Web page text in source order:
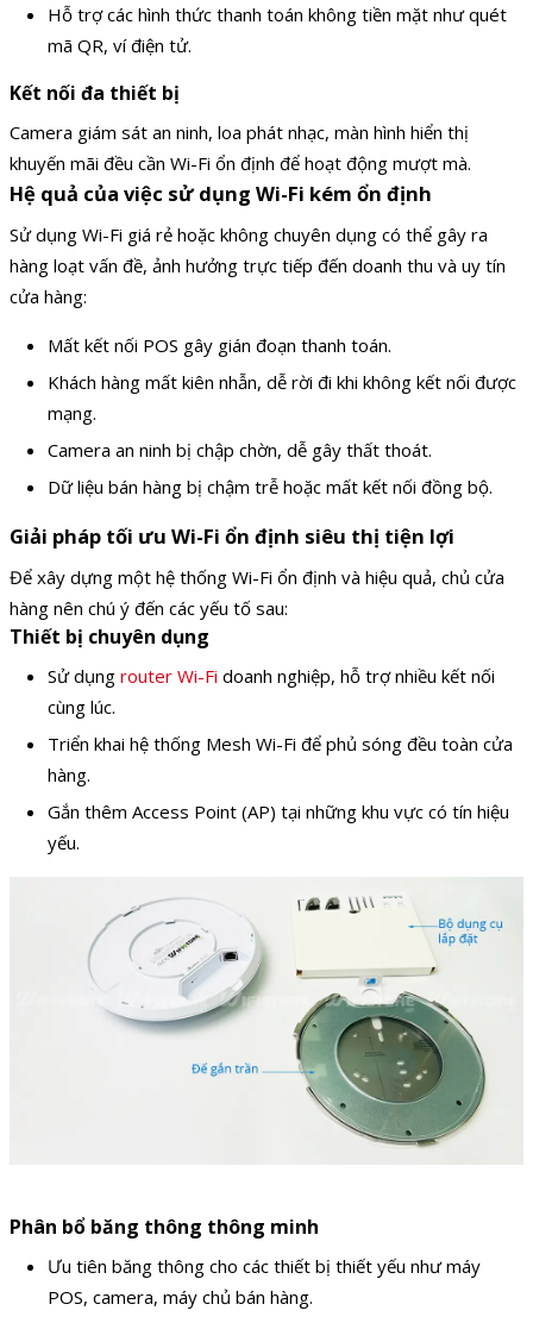
Hỗ trợ các hình thức thanh toán không tiền mặt như quét
mã QR, ví điện tử.
Kết nối đa thiết bị
Camera giám sát an ninh, loa phát nhạc, màn hình hiển thị
khuyến mãi đều cần Wi-Fi ổn định để hoạt động mượt mà.
Hệ quả của việc sử dụng Wi-Fi kém ổn định
Sử dụng Wi-Fi giá rẻ hoặc không chuyên dụng có thể gây ra
hàng loạt vấn đề, ảnh hưởng trực tiếp đến doanh thu và uy tín
cửa hàng:
Mất kết nối POS gây gián đoạn thanh toán.
Khách hàng mất kiên nhẫn, dễ rời đi khi không kết nối được
mạng.
Camera an ninh bị chập chờn, dễ gây thất thoát.
Dữ liệu bán hàng bị chậm trễ hoặc mất kết nối đồng bộ.
Giải pháp tối ưu Wi-Fi ổn định siêu thị tiện lợi
Để xây dựng một hệ thống Wi-Fi ổn định và hiệu quả, chủ cửa
hàng nên chú ý đến các yếu tố sau:
Thiết bị chuyên dụng
Sử dụng router Wi-Fi doanh nghiệp, hỗ trợ nhiều kết nối
cùng lúc.
Triển khai hệ thống Mesh Wi-Fi để phủ sóng đều toàn cửa
hàng.
Gắn thêm Access Point (AP) tại những khu vực có tín hiệu
yếu.
Phân bổ băng thông thông minh
Ưu tiên băng thông cho các thiết bị thiết yếu như máy
POS, camera, máy chủ bán hàng.